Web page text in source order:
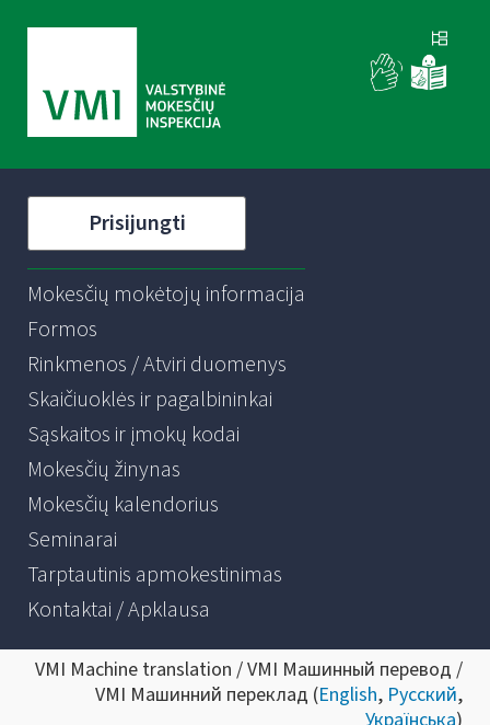
Prisijungti
Mokesčių mokėtojų informacija
Formos
Rinkmenos / Atviri duomenys
Skaičiuoklės ir pagalbininkai
Sąskaitos ir įmokų kodai
Mokesčių žinynas
Mokesčių kalendorius
Seminarai
Tarptautinis apmokestinimas
Kontaktai / Apklausa
VMI Machine translation / VMI Машинный перевод /
VMI Машинний переклад (English, Русский,